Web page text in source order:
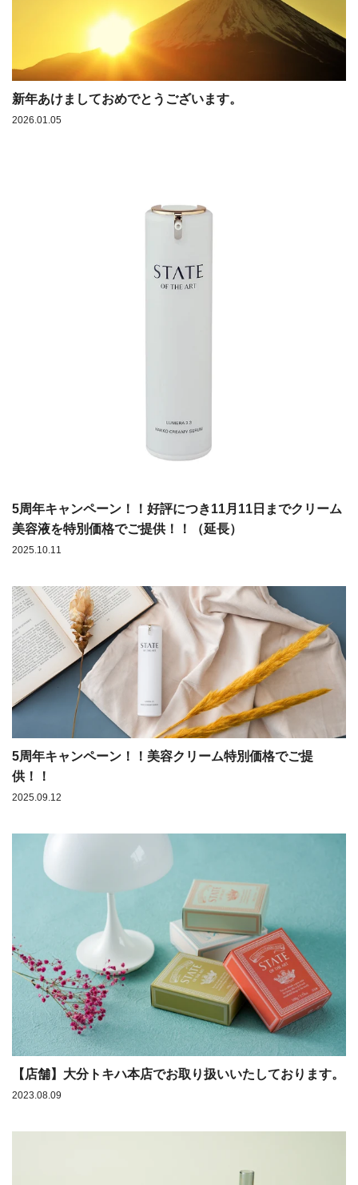
新年あけましておめでとうございます。
2026.01.05
5周年キャンペーン！！好評につき11月11日までクリーム
美容液を特別価格でご提供！！（延長）
2025.10.11
5周年キャンペーン！！美容クリーム特別価格でご提
供！！
2025.09.12
【店舗】大分トキハ本店でお取り扱いいたしております。
2023.08.09